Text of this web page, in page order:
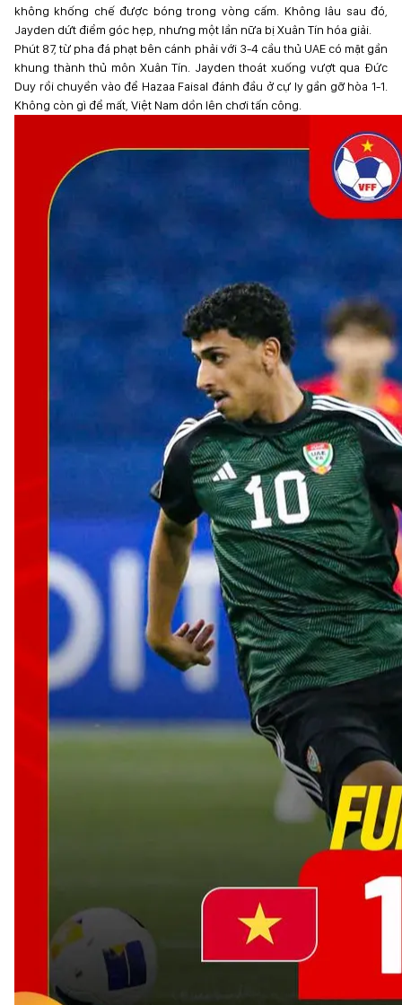
không khống chế được bóng trong vòng cấm. Không lâu sau đó,
Jayden dứt điểm góc hẹp, nhưng một lần nữa bị Xuân Tín hóa giải.
Phút 87, từ pha đá phạt bên cánh phải với 3-4 cầu thủ UAE có mặt gần
khung thành thủ môn Xuân Tín. Jayden thoát xuống vượt qua Đức
Duy rồi chuyền vào để Hazaa Faisal đánh đầu ở cự ly gần gỡ hòa 1-1.
Không còn gì để mất, Việt Nam dồn lên chơi tấn công.